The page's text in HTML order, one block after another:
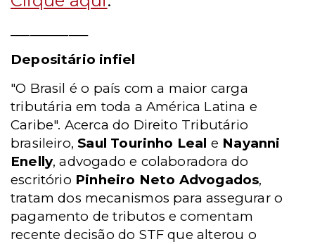
Depositário infiel
"O Brasil é o país com a maior carga
tributária em toda a América Latina e
Caribe". Acerca do Direito Tributário
brasileiro,Saul Tourinho Leal e Nayanni
Enelly, advogado e colaboradora do
escritório Pinheiro Neto Advogados,
tratam dos mecanismos para assegurar o
pagamento de tributos e comentam
recente decisão do STF que alterou o